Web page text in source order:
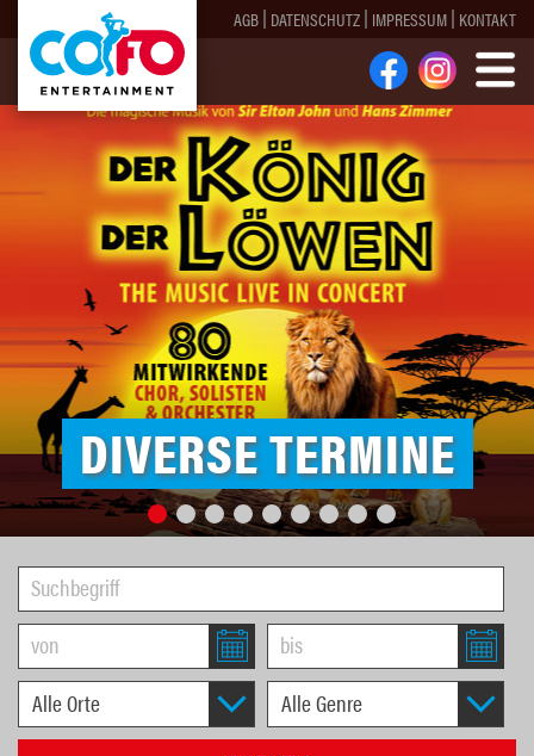
AGB DATENSCHUTZ IMPRESSUM KONTAKT
DIVERSE TERMINE